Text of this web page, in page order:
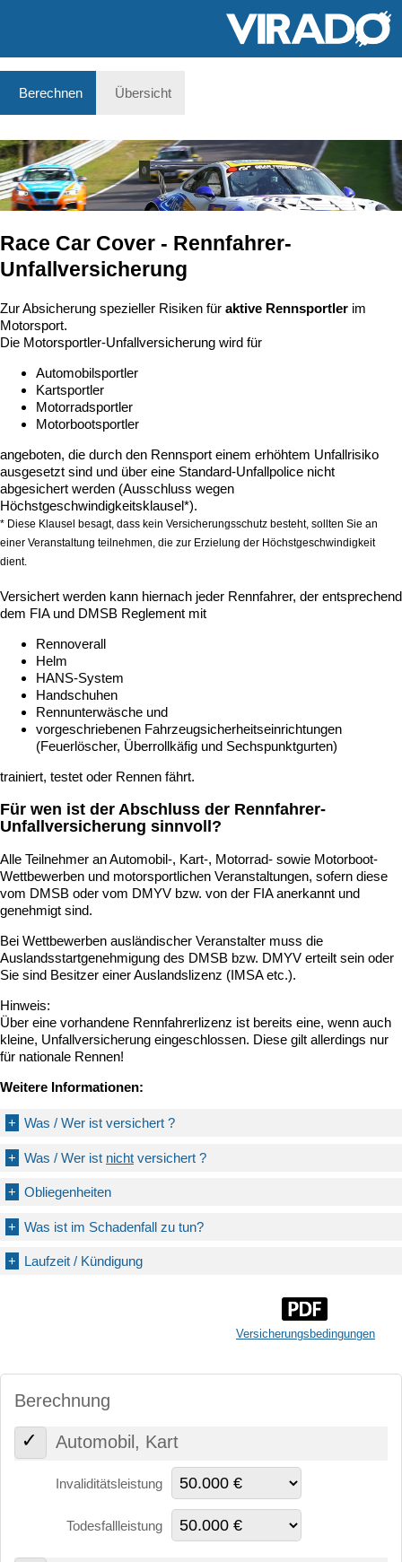
Berechnen Übersicht
Race Car Cover - Rennfahrer-
Unfallversicherung
Zur Absicherung spezieller Risiken für aktive Rennsportler im
Motorsport.
Die Motorsportler-Unfallversicherung wird für
Automobilsportler
Kartsportler
Motorradsportler
Motorbootsportler
angeboten, die durch den Rennsport einem erhöhtem Unfallrisiko
ausgesetzt sind und über eine Standard-Unfallpolice nicht
abgesichert werden (Ausschluss wegen
Höchstgeschwindigkeitsklausel*).
* Diese Klausel besagt, dass kein Versicherungsschutz besteht, sollten Sie an
einer Veranstaltung teilnehmen, die zur Erzielung der Höchstgeschwindigkeit
dient.
Versichert werden kann hiernach jeder Rennfahrer, der entsprechend
dem FIA und DMSB Reglement mit
Rennoverall
Helm
HANS-System
Handschuhen
Rennunterwäsche und
vorgeschriebenen Fahrzeugsicherheitseinrichtungen
(Feuerlöscher, Überrollkäfig und Sechspunktgurten)
trainiert, testet oder Rennen fährt.
Für wen ist der Abschluss der Rennfahrer-
Unfallversicherung sinnvoll?
Alle Teilnehmer an Automobil-, Kart-, Motorrad- sowie Motorboot-
Wettbewerben und motorsportlichen Veranstaltungen, sofern diese
vom DMSB oder vom DMYV bzw. von der FIA anerkannt und
genehmigt sind.
Bei Wettbewerben ausländischer Veranstalter muss die
Auslandsstartgenehmigung des DMSB bzw. DMYV erteilt sein oder
Sie sind Besitzer einer Auslandslizenz (IMSA etc.).
Hinweis:
Über eine vorhandene Rennfahrerlizenz ist bereits eine, wenn auch
kleine, Unfallversicherung eingeschlossen. Diese gilt allerdings nur
für nationale Rennen!
Weitere Informationen:
+ Was / Wer ist versichert ?
+ Was / Wer ist nicht versichert ?
+ Obliegenheiten
+ Was ist im Schadenfall zu tun?
+ Laufzeit / Kündigung
Versicherungs­bedingungen
Berechnung
Automobil, Kart
Invaliditätsleistung
Todesfallleistung